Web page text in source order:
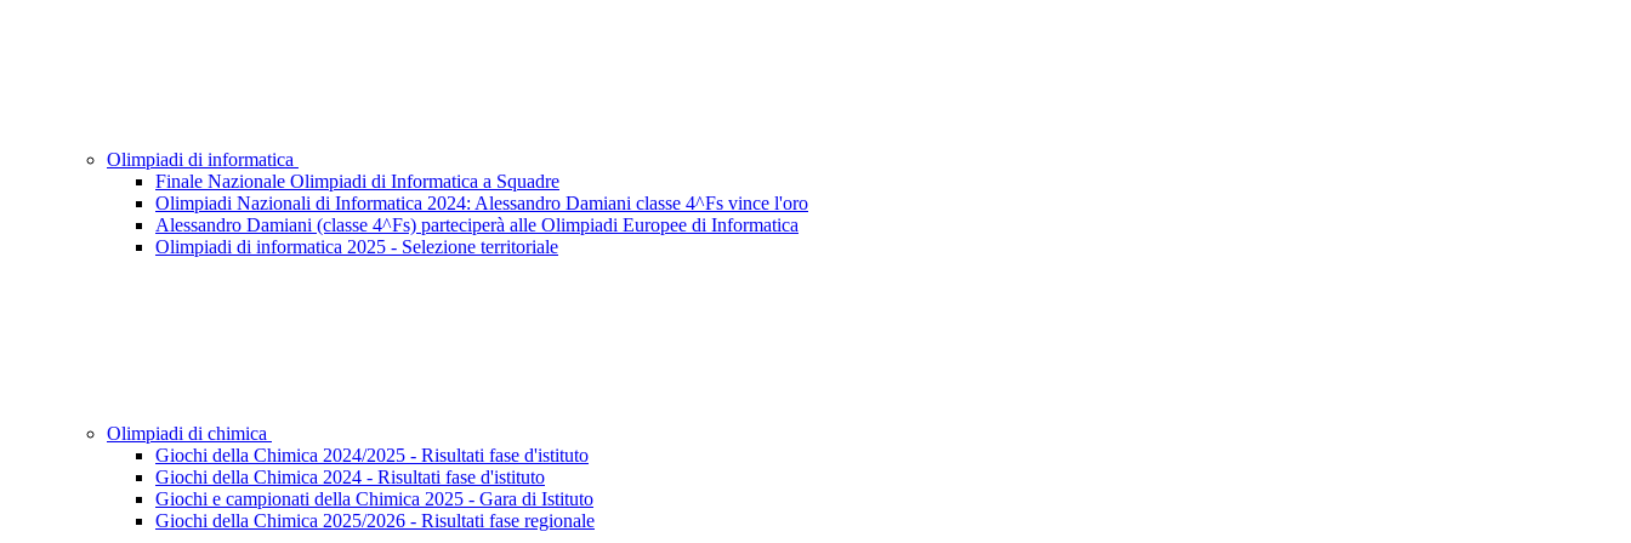
Olimpiadi di informatica
Finale Nazionale Olimpiadi di Informatica a Squadre
Olimpiadi Nazionali di Informatica 2024: Alessandro Damiani classe 4^Fs vince l'oro
Alessandro Damiani (classe 4^Fs) parteciperà alle Olimpiadi Europee di Informatica
Olimpiadi di informatica 2025 - Selezione territoriale
Olimpiadi di chimica
Giochi della Chimica 2024/2025 - Risultati fase d'istituto
Giochi della Chimica 2024 - Risultati fase d'istituto
Giochi e campionati della Chimica 2025 - Gara di Istituto
Giochi della Chimica 2025/2026 - Risultati fase regionale